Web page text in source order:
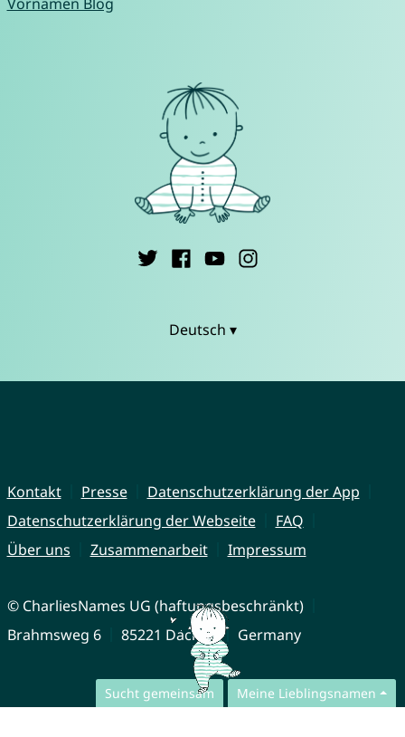
Sucht gemeinsam Meine Lieblingsnamen
Deutsch ▾
Kontakt Presse
Datenschutzerklärung der App
Datenschutzerklärung der Webseite
FAQ
Über uns
Zusammenarbeit Impressum
© CharliesNames UG (haftungsbeschränkt)
Brahmsweg 6
85221 Dachau Germany